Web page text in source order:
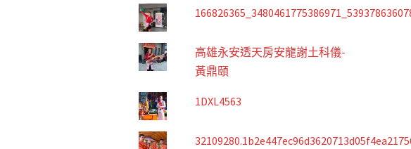
高雄永安透天房安龍謝土科儀-
黃鼎頤
1DXL4563